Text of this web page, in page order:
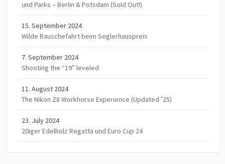
und Parks – Berlin & Potsdam (Sold Out!)
15. September 2024
Wilde Rauschefahrt beim Seglerhauspreis
7. September 2024
Shooting the “19” leveled
11. August 2024
The Nikon Z8 Workhorse Experience (Updated ’25)
23. July 2024
20iger Edelholz Regatta und Euro Cup 24